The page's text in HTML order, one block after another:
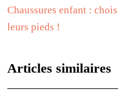
Chaussures enfant :
leurs pieds !
Articles similaires